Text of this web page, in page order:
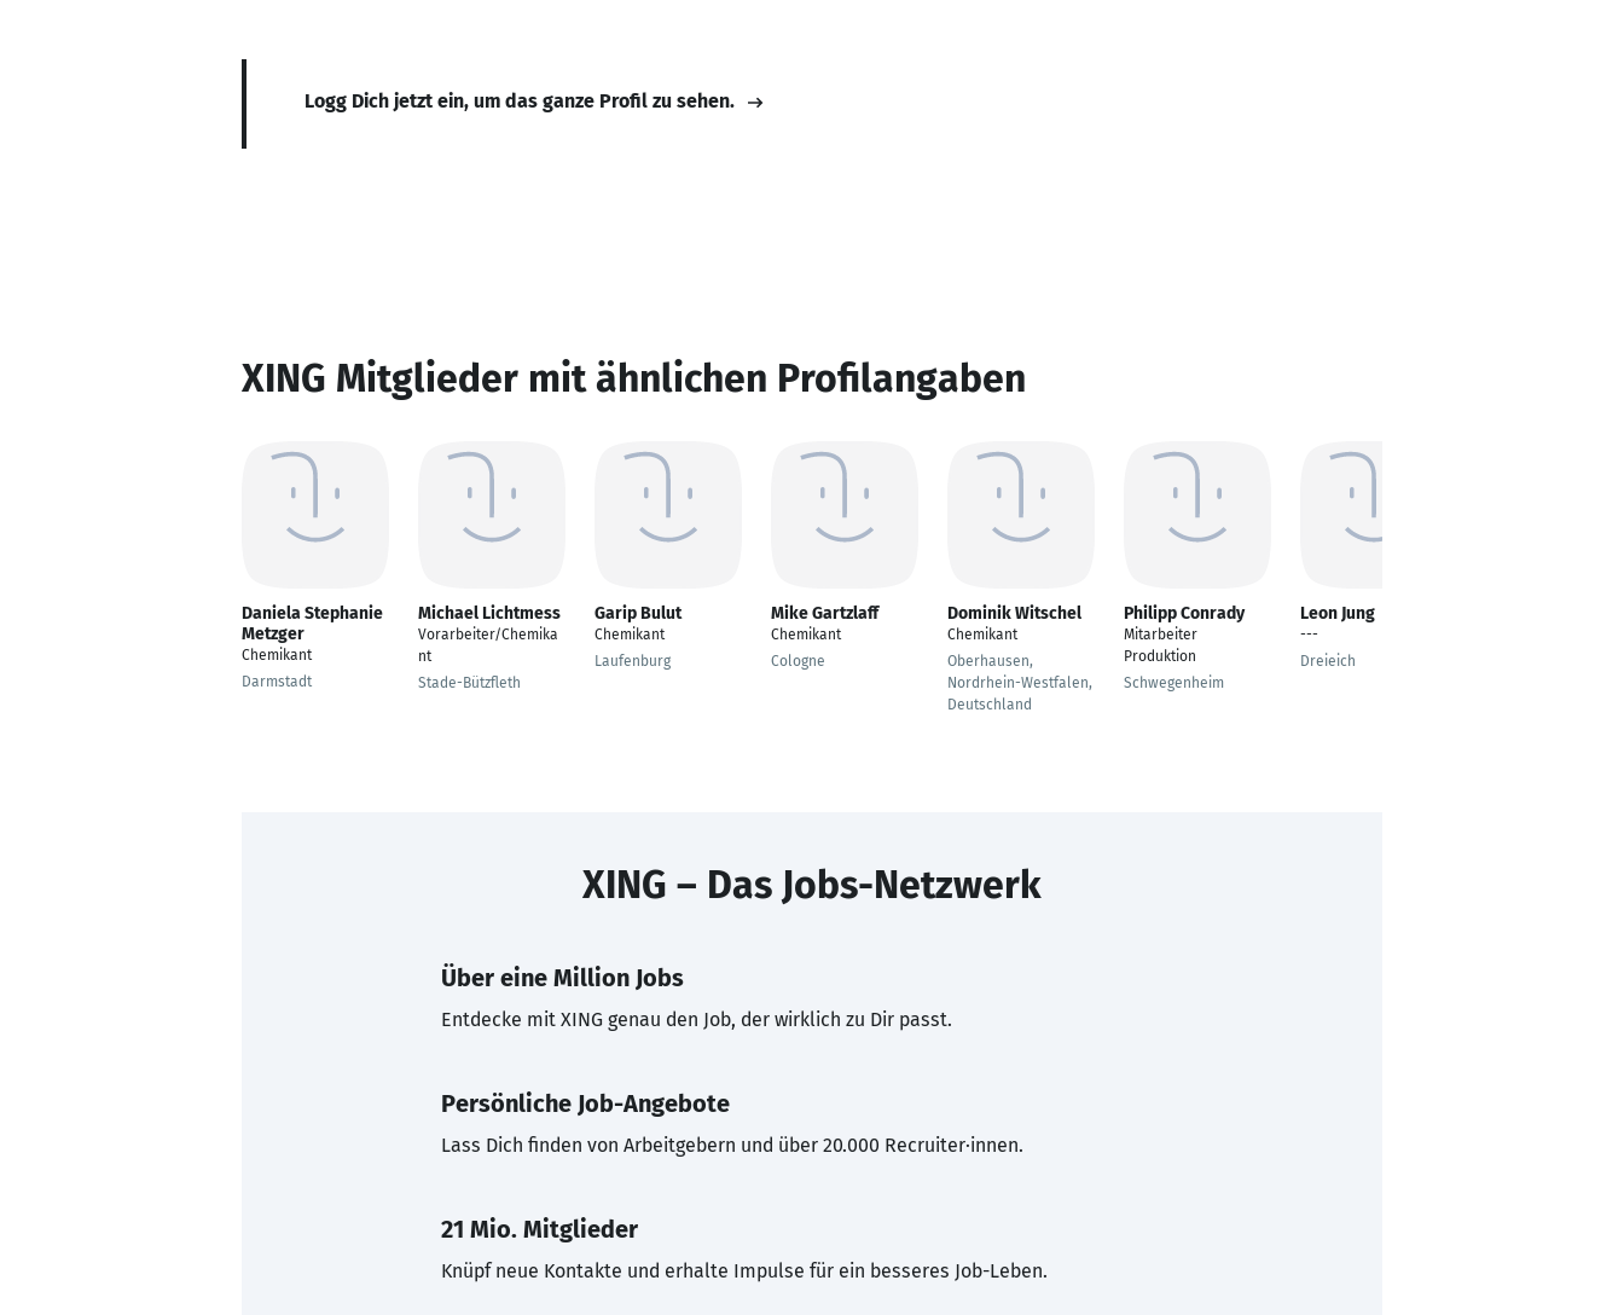
Logg Dich jetzt ein, um das ganze Profil zu sehen.
XING Mitglieder mit ähnlichen Profilangaben
Daniela Stephanie
Metzger
Chemikant
Darmstadt
Michael Lichtmess
Vorarbeiter/Chemika
nt
Stade-Bützfleth
Garip Bulut
Chemikant
Laufenburg
Mike Gartzlaff
Chemikant
Cologne
Dominik Witschel
Chemikant
Oberhausen,
Nordrhein-Westfalen,
Deutschland
Philipp Conrady
Mitarbeiter
Produktion
Schwegenheim
Leon Jung
---
Dreieich
XING – Das Jobs-Netzwerk
Über eine Million Jobs
Entdecke mit XING genau den Job, der wirklich zu Dir passt.
Persönliche Job-Angebote
Lass Dich finden von Arbeitgebern und über 20.000 Recruiter·innen.
21 Mio. Mitglieder
Knüpf neue Kontakte und erhalte Impulse für ein besseres Job-Leben.